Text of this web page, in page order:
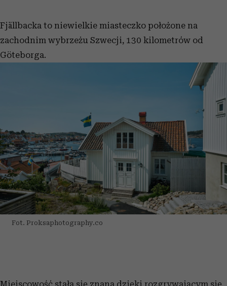
Fjällbacka to niewielkie miasteczko położone na
zachodnim wybrzeżu Szwecji, 130 kilometrów od
Göteborga.
Fot. Proksaphotography.co
Miejscowość stała się znana dzięki rozgrywającym się